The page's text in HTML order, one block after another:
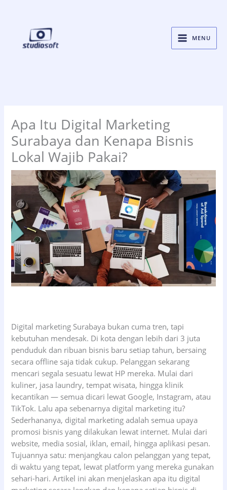
MENU
Apa Itu Digital Marketing
Surabaya dan Kenapa Bisnis
Lokal Wajib Pakai?
Digital marketing Surabaya bukan cuma tren, tapi
kebutuhan mendesak. Di kota dengan lebih dari 3 juta
penduduk dan ribuan bisnis baru setiap tahun, bersaing
secara offline saja tidak cukup. Pelanggan sekarang
mencari segala sesuatu lewat HP mereka. Mulai dari
kuliner, jasa laundry, tempat wisata, hingga klinik
kecantikan — semua dicari lewat Google, Instagram, atau
TikTok. Lalu apa sebenarnya digital marketing itu?
Sederhananya, digital marketing adalah semua upaya
promosi bisnis yang dilakukan lewat internet. Mulai dari
website, media sosial, iklan, email, hingga aplikasi pesan.
Tujuannya satu: menjangkau calon pelanggan yang tepat,
di waktu yang tepat, lewat platform yang mereka gunakan
sehari-hari. Artikel ini akan menjelaskan apa itu digital